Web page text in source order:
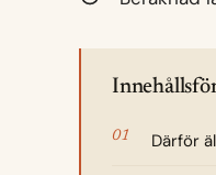
Därför